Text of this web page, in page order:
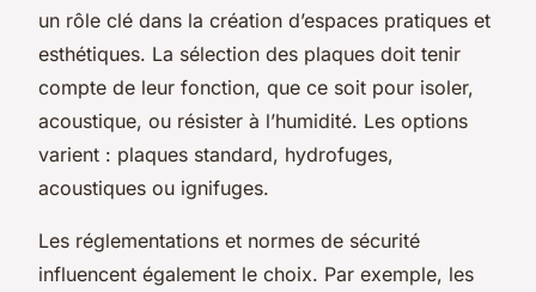
un rôle clé dans la création d’espaces pratiques et
esthétiques. La sélection des plaques doit tenir
compte de leur fonction, que ce soit pour isoler,
acoustique, ou résister à l’humidité. Les options
varient : plaques standard, hydrofuges,
acoustiques ou ignifuges.
Les réglementations et normes de sécurité
influencent également le choix. Par exemple, les